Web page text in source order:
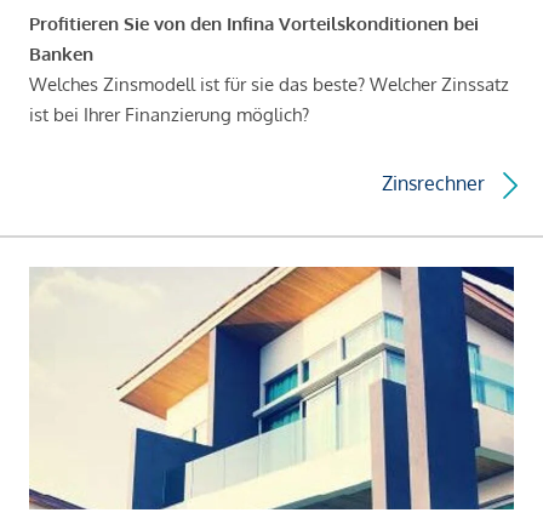
Profitieren Sie von den Infina Vorteilskonditionen bei
Banken
Welches Zinsmodell ist für sie das beste? Welcher Zinssatz
ist bei Ihrer Finanzierung möglich?
Zinsrechner